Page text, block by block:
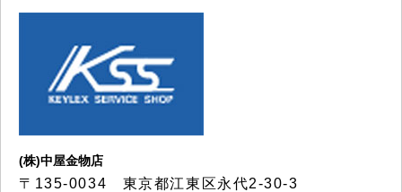
(株)中屋金物店
〒135-0034 東京都江東区永代2-30-3